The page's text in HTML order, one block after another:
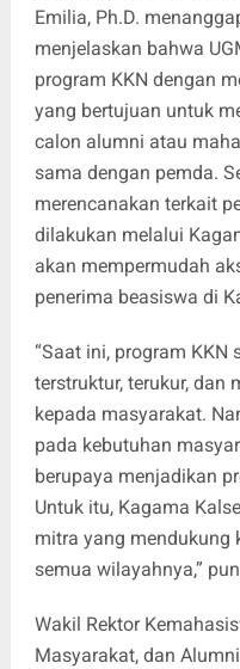
Emilia, Ph.D.
menjelaskan bahwa
program KKN dengan
yang bertujuan untuk
calon alumni atau
sama dengan pemda.
merencanakan terkait
dilakukan melalui
akan mempermudah
penerima beasiswa di
“Saat ini, program KKN
terstruktur, terukur, dan
kepada masyarakat.
pada kebutuhan
berupaya menjadikan
Untuk itu, Kagama
mitra yang mendukung
semua wilayahnya,”
Wakil Rektor
Masyarakat, dan